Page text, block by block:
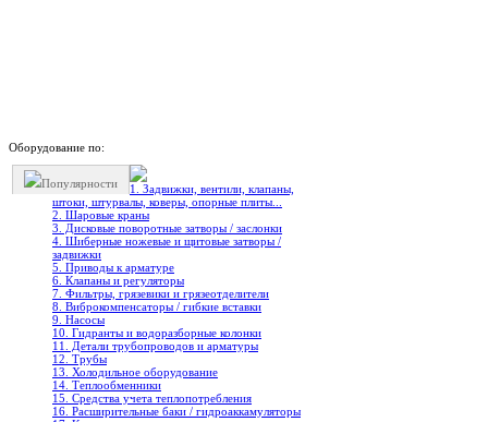
Оборудование по:
Популярности
1. Задвижки, вентили, клапаны,
штоки, штурвалы, коверы, опорные плиты...
2. Шаровые краны
3. Дисковые поворотные затворы / заслонки
4. Шиберные ножевые и щитовые затворы /
задвижки
5. Приводы к арматуре
6. Клапаны и регуляторы
7. Фильтры, грязевики и грязеотделители
8. Виброкомпенсаторы / гибкие вставки
9. Насосы
10. Гидранты и водоразборные колонки
11. Детали трубопроводов и арматуры
12. Трубы
13. Холодильное oборудование
14. Теплообменники
15. Средства учета теплопотребления
16. Расширительные баки / гидроаккамуляторы